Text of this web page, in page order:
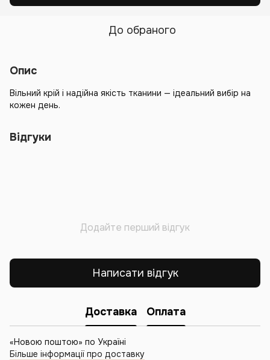
До обраного
Опис
Вільний крій і надійна якість тканини — ідеальний вибір на
кожен день.
Відгуки
Додайте перший відгук
Написати відгук
Доставка Оплата
«Новою поштою» по Україні
Більше інформації про доставку